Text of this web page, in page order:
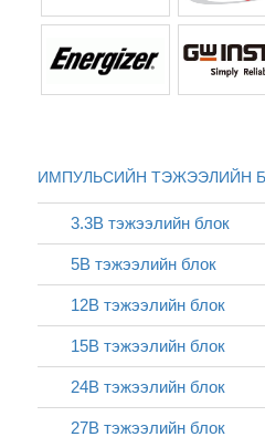
ИМПУЛЬСИЙН ТЭЖЭЭЛИЙН
3.3В тэжээлийн блок
5В тэжээлийн блок
12В тэжээлийн блок
15В тэжээлийн блок
24В тэжээлийн блок
27В тэжээлийн блок